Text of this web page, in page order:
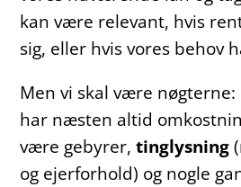
kan være relevant, hvis
sig, eller hvis vores behov
Men vi skal være
har næsten altid
være gebyrer,tinglysning
og ejerforhold) og nogle